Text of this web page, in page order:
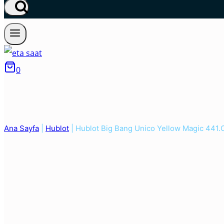
0
Ana Sayfa Hublot Hublot Big Bang Unico Yellow Magic